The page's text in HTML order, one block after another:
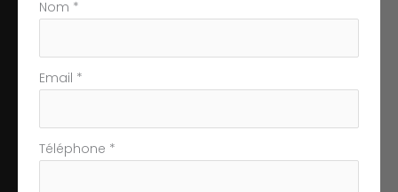
téléphone
Nom *
Email *
Téléphone *